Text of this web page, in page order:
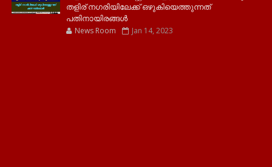
തളിര് നഗരിയിലേക്ക് ഒഴുകിയെത്തുന്നത്
പതിനായിരങ്ങൾ
News Room Jan 14, 2023